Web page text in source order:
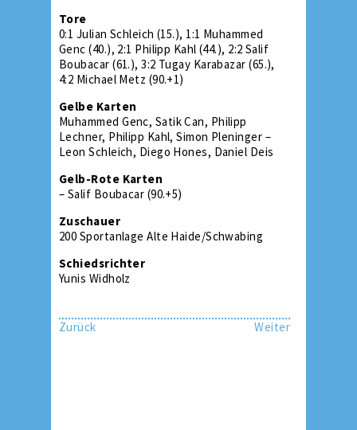
Tore
0:1 Julian Schleich (15.), 1:1 Muhammed
Genc (40.), 2:1 Philipp Kahl (44.), 2:2 Salif
Boubacar (61.), 3:2 Tugay Karabazar (65.),
4:2 Michael Metz (90.+1)
Gelbe Karten
Muhammed Genc, Satik Can, Philipp
Lechner, Philipp Kahl, Simon Pleninger –
Leon Schleich, Diego Hones, Daniel Deis
Gelb-Rote Karten
– Salif Boubacar (90.+5)
Zuschauer
200 Sportanlage Alte Haide/Schwabing
Schiedsrichter
Yunis Widholz
Zurück Weiter